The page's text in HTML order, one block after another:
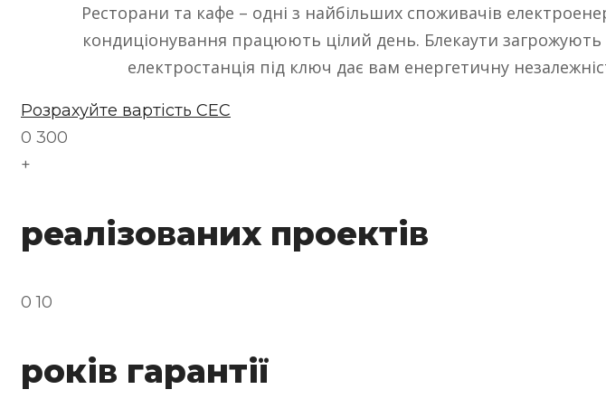
Ресторани та кафе – одні з найбільших споживачів
кондиціонування працюють цілий день. Блекаути
електростанція під ключ дає вам енергетичну
Розрахуйте вартість СЕС
0 300
+
реалізованих проектів
0 10
років гарантії